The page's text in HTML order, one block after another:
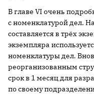
В главе VI очень
с номенклатурой дел.
составляется в трёх
экземпляра
номенклатуры дел.
реорганизованным
срок в 1 месяц для
по своему